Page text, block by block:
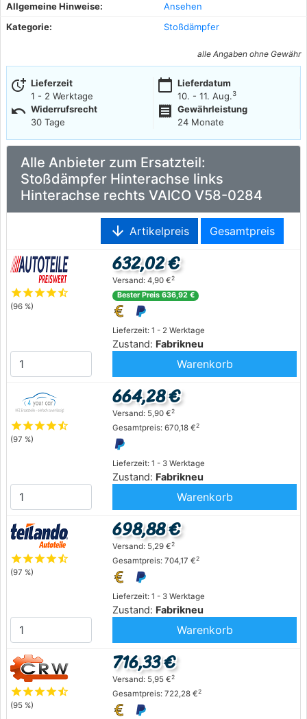
Allgemeine Hinweise:
Ansehen
Kategorie:
Stoßdämpfer
alle Angaben ohne Gewähr
more_time Lieferzeit
1 - 2 Werktage
calendar_today Lieferdatum
10. - 11. Aug.3
undo Widerrufsrecht
30 Tage
receipt
Gewährleistung
24 Monate
Alle Anbieter zum Ersatzteil:
Stoßdämpfer Hinterachse links
Hinterachse rechts VAICO V58-0284
arrow_downward Artikelpreis Gesamtpreis
starstarstarstarstar_half
(96 %)
Lieferzeit: 1 - 2 Werktage
Zustand: Fabrikneu
632,02 €
Versand: 4,90 €2
Bester Preis 636,92 €
Warenkorb
starstarstarstarstar_half
(97 %)
Lieferzeit: 1 - 3 Werktage
Zustand: Fabrikneu
664,28 €
Versand: 5,90 €2
Gesamtpreis: 670,18 €2
Warenkorb
starstarstarstarstar_half
(97 %)
Lieferzeit: 1 - 3 Werktage
Zustand: Fabrikneu
698,88 €
Versand: 5,29 €2
Gesamtpreis: 704,17 €2
Warenkorb
starstarstarstarstar_half
(95 %)
716,33 €
Versand: 5,95 €2
Gesamtpreis: 722,28 €2